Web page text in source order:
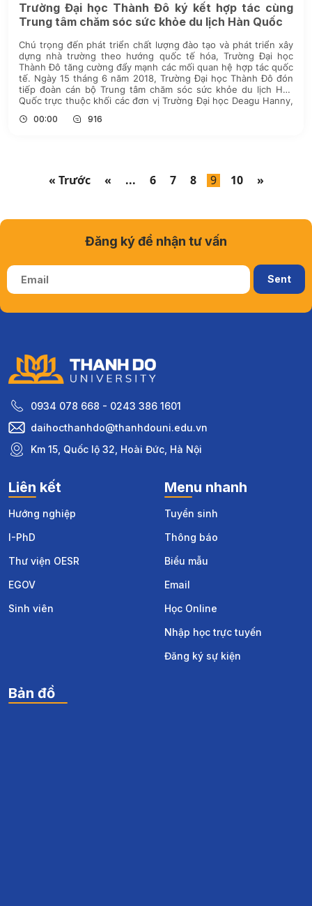
Trường Đại học Thành Đô ký kết hợp tác cùng
Trung tâm chăm sóc sức khỏe du lịch Hàn Quốc
Chú trọng đến phát triển chất lượng đào tạo và phát triển xây
dựng nhà trường theo hướng quốc tế hóa, Trường Đại học
Thành Đô tăng cường đẩy mạnh các mối quan hệ hợp tác quốc
tế. Ngày 15 tháng 6 năm 2018, Trường Đại học Thành Đô đón
tiếp đoàn cán bộ Trung tâm chăm sóc sức khỏe du lịch Hàn
Quốc trực thuộc khối các đơn vị Trường Đại học Deagu Hanny,
Suseong (Hàn Quốc) tới thăm và làm việc.
00:00 916
« Trước « ... 6 7 8 9 10 »
0934 078 668 - 0243 386 1601
daihocthanhdo@thanhdouni.edu.vn
Km 15, Quốc lộ 32, Hoài Đức, Hà Nội
Liên kết
Hướng nghiệp
I-PhD
Thư viện OESR
EGOV
Sinh viên
Menu nhanh
Tuyển sinh
Thông báo
Biểu mẫu
Email
Học Online
Nhập học trực tuyến
Đăng ký sự kiện
Bản đồ
Đăng ký để nhận tư vấn